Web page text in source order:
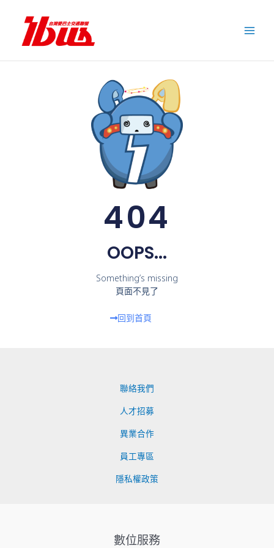
內
404
OOPS...
Something’s missing
頁面不見了
回到首頁
聯絡我們
人才招募
異業合作
員工專區
隱私權政策
數位服務